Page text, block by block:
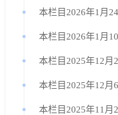
本栏目2026年1月
本栏目2026年1月
本栏目2025年12月
本栏目2025年12月
本栏目2025年11月